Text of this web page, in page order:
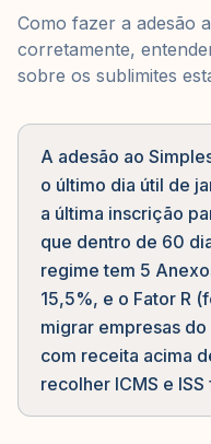
Como fazer a adesão
corretamente,
sobre os sublimites
A adesão ao
o último dia útil de
a última inscrição
que dentro de 60
regime tem 5
15,5%, e o Fator R
migrar empresas
com receita acima
recolher ICMS e ISS